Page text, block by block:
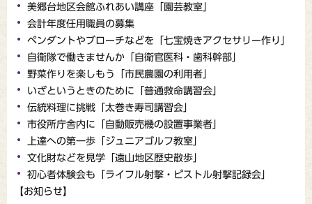
美郷台地区会館ふれあい講座「園芸教室」
会計年度任用職員の募集
ペンダントやブローチなどを「七宝焼きアクセサリー作り」
自衛隊で働きませんか「自衛官医科・歯科幹部」
野菜作りを楽しもう「市民農園の利用者」
いざというときのために「普通救命講習会」
伝統料理に挑戦「太巻き寿司講習会」
市役所庁舎内に「自動販売機の設置事業者」
上達への第一歩「ジュニアゴルフ教室」
文化財などを見学「遠山地区歴史散歩」
初心者体験会も「ライフル射撃・ピストル射撃記録会」
【お知らせ】